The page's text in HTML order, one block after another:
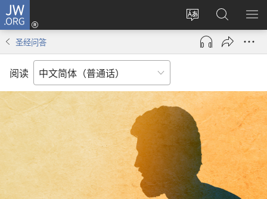
JW.ORG
更
改
网
言
登
录
（打
口）
搜
索
JW.ORG
显
圣经问答
阅读